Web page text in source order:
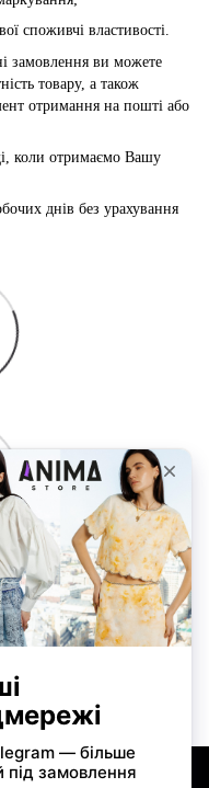
споживчі властивості.
замовлення ви можете
товару, а також
отримання на пошті або
коли отримаємо Вашу
днів без урахування